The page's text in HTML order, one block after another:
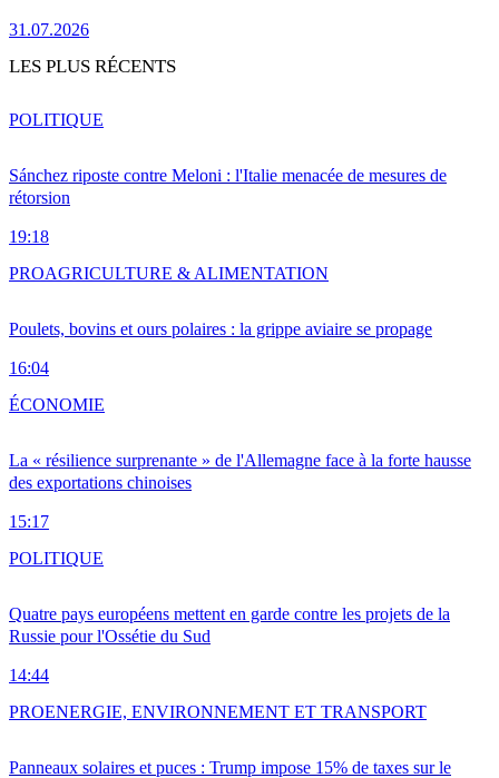
31.07.2026
LES PLUS RÉCENTS
Sánchez riposte contre Meloni : l'Italie menacée de mesures de
rétorsion
19:18
POLITIQUE
Poulets, bovins et ours polaires : la grippe aviaire se propage
16:04
PROAGRICULTURE & ALIMENTATION
La « résilience surprenante » de l'Allemagne face à la forte hausse
des exportations chinoises
15:17
ÉCONOMIE
Quatre pays européens mettent en garde contre les projets de la
Russie pour l'Ossétie du Sud
14:44
POLITIQUE
Panneaux solaires et puces : Trump impose 15% de taxes sur le
PROENERGIE, ENVIRONNEMENT ET TRANSPORT